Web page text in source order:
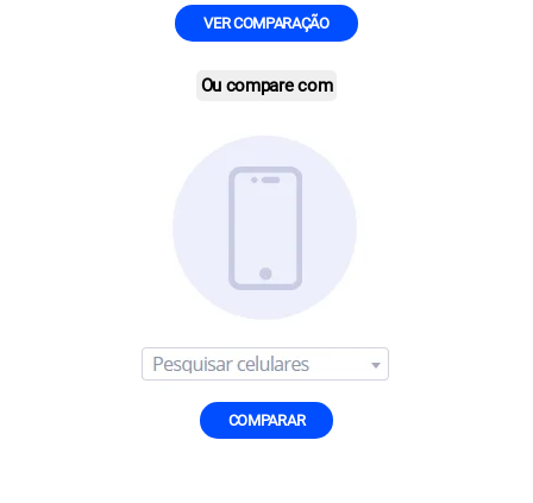
VER COMPARAÇÃO
Ou compare com
COMPARAR